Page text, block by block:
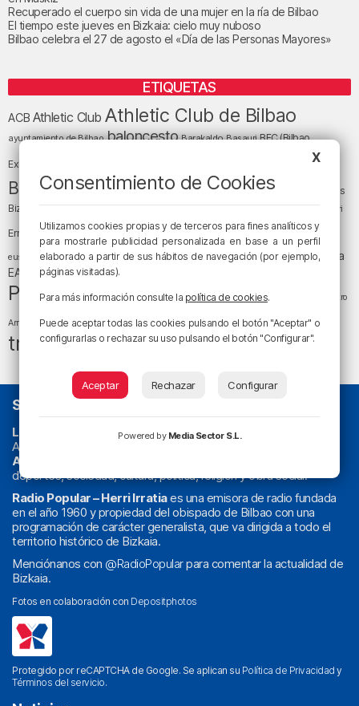
Recuperado el cuerpo sin vida de una mujer en la ría de Bilbao
El tiempo este jueves en Bizkaia: cielo muy nuboso
Bilbao celebra el 27 de agosto el «Día de las Personas Mayores»
ETIQUETAS
ACB Athletic Club Athletic Club de Bilbao
ayuntamiento de Bilbao baloncesto Barakaldo Basauri BEC (Bilbao
Exhibition Center) Bizkaia
Bizkaia y sus comarcas Copa del Rey cultura
Cáritas
Bizkaia
Deusto Diócesis de Bilbao Egunon Bizkaia el tiempo Enkarterri
Ernesto Valverde Ertzaintza Euskadi (País Vasco)
euskera fiestas fútbol Gobierno vasco juanma jubera LaLiga LaLiga
EA Sports Liga Endesa
Política religión San Mamés sociedadsucesos Teatro
Arriaga tiempotiempo atmosféricotráfico
tráfico en Bizkaia
SOBRE NOSOTROS
La radio sin cadenas. Desde 1960 haciendo radio en Bilbao.
Actualidad y
Athletic
deportes, sociedad, cultura, política, religión y obra social.
Radio Popular – Herri Irratiaes una emisora de radio fundada
en el año 1960 y propiedad del obispado de Bilbao con una
programación de carácter generalista, que va dirigida a todo el
territorio histórico de Bizkaia.
Menciónanos con @RadioPopularpara comentar la actualidad de
Bizkaia.
Fotos en colaboración con Depositphotos
Protegido por reCAPTCHA de Google. Se aplican su Política de Privacidad y
Términos del servicio.
X
Consentimiento de Cookies
Utilizamos cookies propias y de terceros para fines analíticos y
para mostrarle publicidad personalizada en base a un perfil
elaborado a partir de sus hábitos de navegación (por ejemplo,
páginas visitadas).
Para más información consulte la política de cookies.
Puede aceptar todas las cookies pulsando el botón "Aceptar" o
configurarlas o rechazar su uso pulsando el botón "Configurar".
Aceptar Rechazar Configurar
Powered by Media Sector S.L.